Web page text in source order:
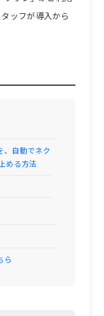
ッフが導入から
、自動でネク
める方法
ら